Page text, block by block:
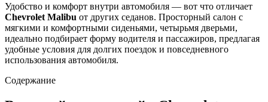
Удобство и комфорт внутри автомобиля — вот что отличает
Chevrolet Malibu от других седанов. Просторный салон с
мягкими и комфортными сиденьями, четырьмя дверьми,
идеально подбирает форму водителя и пассажиров, предлагая
удобные условия для долгих поездок и повседневного
использования автомобиля.
Содержание